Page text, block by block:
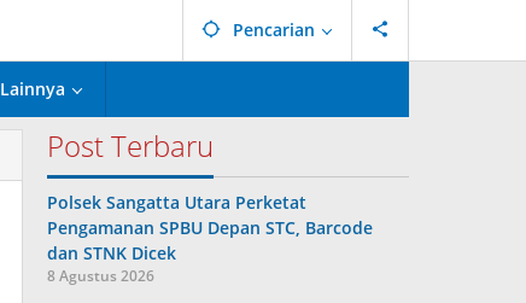
Pencarian
Lainnya
Post Terbaru
Polsek Sangatta Utara Perketat
Pengamanan SPBU Depan STC, Barcode
dan STNK Dicek
8 Agustus 2026